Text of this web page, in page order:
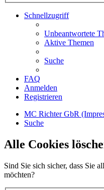
Schnellzugriff
Unbeantwortete
Aktive Themen
Suche
FAQ
Anmelden
Registrieren
MC Richter GbR
Suche
Alle Cookies
Sind Sie sich sicher, dass Sie
möchten?